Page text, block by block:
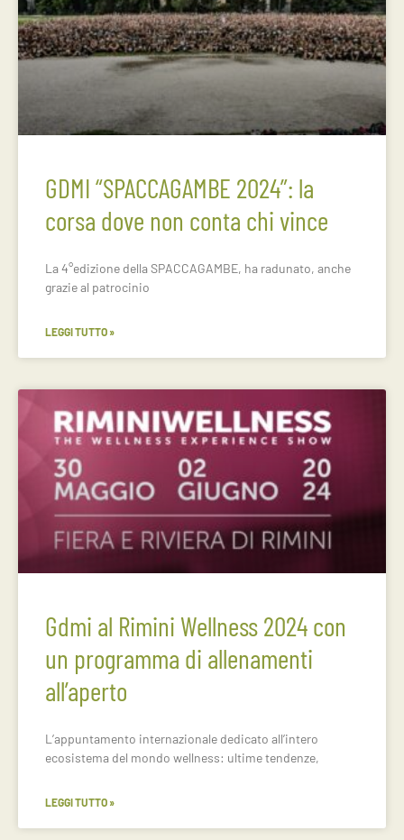
GDMI “SPACCAGAMBE 2024”: la
corsa dove non conta chi vince
La 4°edizione della SPACCAGAMBE, ha radunato, anche
grazie al patrocinio
LEGGI TUTTO »
Gdmi al Rimini Wellness 2024 con
un programma di allenamenti
all’aperto
L’appuntamento internazionale dedicato all’intero
ecosistema del mondo wellness: ultime tendenze,
LEGGI TUTTO »